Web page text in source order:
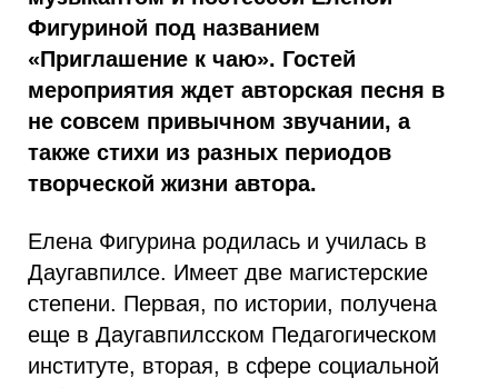
Фигуриной под названием
«Приглашение к чаю». Гостей
мероприятия ждет авторская песня в
не совсем привычном звучании, а
также стихи из разных периодов
творческой жизни автора.
Елена Фигурина родилась и училась в
Даугавпилсе. Имеет две магистерские
степени. Первая, по истории, получена
еще в Даугавпилсском Педагогическом
институте, вторая, в сфере социальной